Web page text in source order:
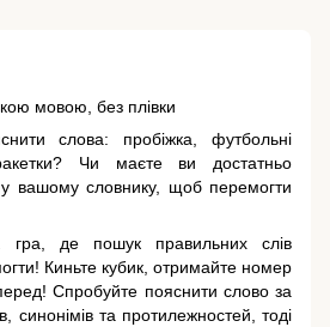
мовою, без плівки
слова: пробіжка, футбольні
Чи маєте ви достатньо
у вашому словнику, щоб перемогти
де пошук правильних слів
Киньте кубик, отримайте номер
Спробуйте пояснити слово за
синонімів та протилежностей, тоді